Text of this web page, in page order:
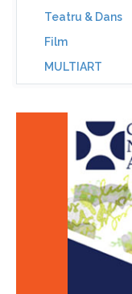
Teatru & Dans
Film
MULTIART